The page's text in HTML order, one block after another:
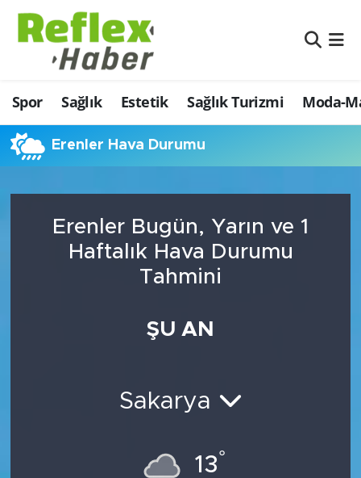
Spor Sağlık Estetik Sağlık Turizmi Moda-
Erenler Hava Durumu
Erenler Bugün, Yarın ve 1
Haftalık Hava Durumu
Tahmini
ŞU AN
Sakarya
13°
Eğitim
Estetik
Firmalardan
İş ve Ekonomi
Moda-Magazin-Eğlence
Nöbetçi Eczaneler
Hava Durumu
Namaz Vakitleri
Şampiyonlar Ligi Puan Durumu ve Fikstür
Tüm Manşetler